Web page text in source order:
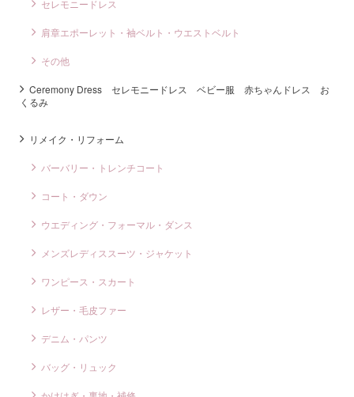
セレモニードレス
肩章エポーレット・袖ベルト・ウエストベルト
その他
Ceremony Dress セレモニードレス ベビー服 赤ちゃんドレス お
くるみ
リメイク・リフォーム
バーバリー・トレンチコート
コート・ダウン
ウエディング・フォーマル・ダンス
メンズレディススーツ・ジャケット
ワンピース・スカート
レザー・毛皮ファー
デニム・パンツ
バッグ・リュック